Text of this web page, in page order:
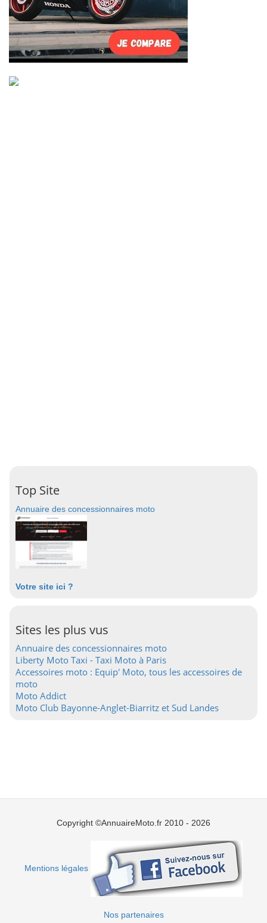
Top Site
Annuaire des concessionnaires moto
Votre site ici ?
Sites les plus vus
Annuaire des concessionnaires moto
Liberty Moto Taxi - Taxi Moto à Paris
Accessoires moto : Equip' Moto, tous les accessoires de
moto
Moto Addict
Moto Club Bayonne-Anglet-Biarritz et Sud Landes
Copyright ©AnnuaireMoto.fr 2010 - 2026
Mentions légales
Nos partenaires